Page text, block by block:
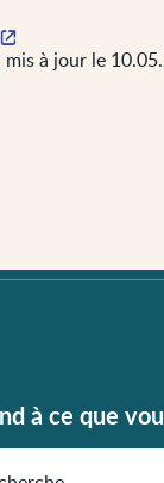
à jour le
à ce que